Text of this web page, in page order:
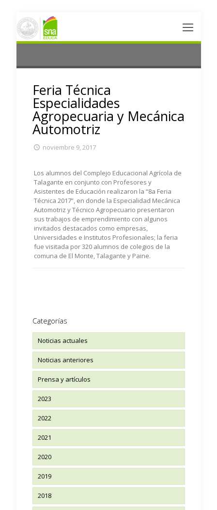
Feria Técnica
Especialidades
Agropecuaria y Mecánica
Automotriz
noviembre 9, 2017
Los alumnos del Complejo Educacional Agrícola de
Talagante en conjunto con Profesores y
Asistentes de Educación realizaron la “8a Feria
Técnica 2017”, en donde la Especialidad Mecánica
Automotriz y Técnico Agropecuario presentaron
sus trabajos de emprendimiento con algunos
invitados destacados como empresas,
Universidades e Institutos Profesionales; la feria
fue visitada por 320 alumnos de colegios de la
comuna de El Monte, Talagante y Paine.
Categorías
Noticias actuales
Noticias anteriores
Prensa y artículos
2023
2022
2021
2020
2019
2018